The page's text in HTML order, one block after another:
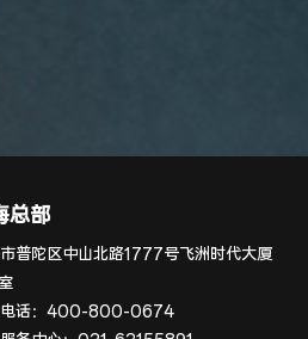
总部
普陀区中山北路1777号飞洲时代大厦
话：400-800-0674